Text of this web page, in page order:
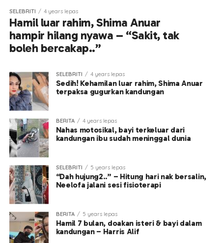
SELEBRITI 4 years lepas
Hamil luar rahim, Shima Anuar
hampir hilang nyawa – “Sakit, tak
boleh bercakap..”
SELEBRITI 4 years lepas
Sedih! Kehamilan luar rahim, Shima Anuar
terpaksa gugurkan kandungan
BERITA 4 years lepas
Nahas motosikal, bayi terkeluar dari
kandungan ibu sudah meninggal dunia
SELEBRITI 5 years lepas
“Dah hujung2..” – Hitung hari nak bersalin,
Neelofa jalani sesi fisioterapi
BERITA 5 years lepas
Hamil 7 bulan, doakan isteri & bayi dalam
kandungan – Harris Alif